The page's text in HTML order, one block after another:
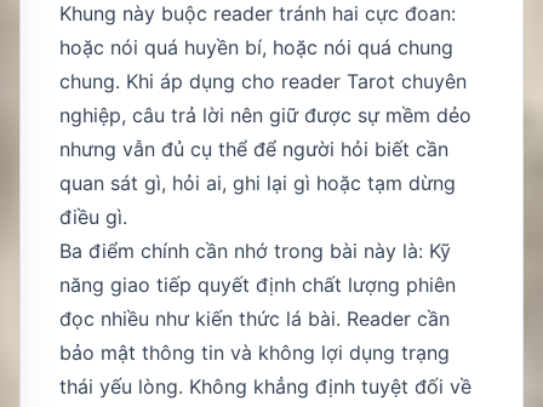
Khung này buộc reader tránh hai cực đoan:
hoặc nói quá huyền bí, hoặc nói quá chung
chung. Khi áp dụng cho reader Tarot chuyên
nghiệp, câu trả lời nên giữ được sự mềm dẻo
nhưng vẫn đủ cụ thể để người hỏi biết cần
quan sát gì, hỏi ai, ghi lại gì hoặc tạm dừng
điều gì.
Ba điểm chính cần nhớ trong bài này là: Kỹ
năng giao tiếp quyết định chất lượng phiên
đọc nhiều như kiến thức lá bài. Reader cần
bảo mật thông tin và không lợi dụng trạng
thái yếu lòng. Không khẳng định tuyệt đối về